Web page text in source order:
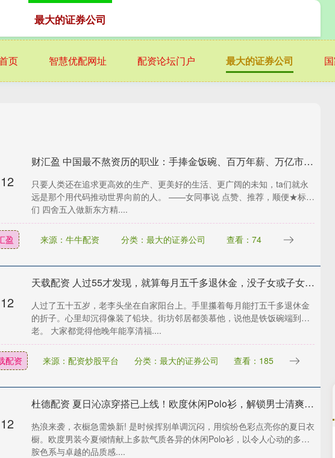
页 智慧优配网址 配资论坛门户 最大的证券公司
最大的证券公司
财汇盈 中国最不熬资历的职业：手捧金饭碗、百万年薪、万亿市场，不看经验、新人辈出？
只要人类还在追求更高效的生产、更美好的生活、更广阔的未知，ta们就永
远是那个用代码推动世界向前的人。 ——女同事说 点赞、推荐，顺便★标俺
们 四舍五入做新东方精....
盈 来源：牛牛配资 分类：最大的证券公司 查看：74
天载配资 人过55才发现，就算每月五千多退休金，没子女或子女不成器，养老也只能做梦
人过了五十五岁，老李头坐在自家阳台上。手里攥着每月能打五千多退休金
的折子。心里却沉得像装了铅块。街坊邻居都羡慕他，说他是铁饭碗端到
老。 大家都觉得他晚年能享清福....
配资 来源：配资炒股平台 分类：最大的证券公司 查看：185
杜德配资 夏日沁凉穿搭已上线！欧度休闲Polo衫，解锁男士清爽型格_面料_内容_版型
热浪来袭，衣橱急需焕新! 是时候挥别单调沉闷，用缤纷色彩点亮你的夏日衣
橱。欧度男装今夏倾情献上多款气质各异的休闲Polo衫，以令人心动的多巴
胺色系与卓越的品质感....
200.89 1.42% 沪深300 4694.44 43.13 0.93%